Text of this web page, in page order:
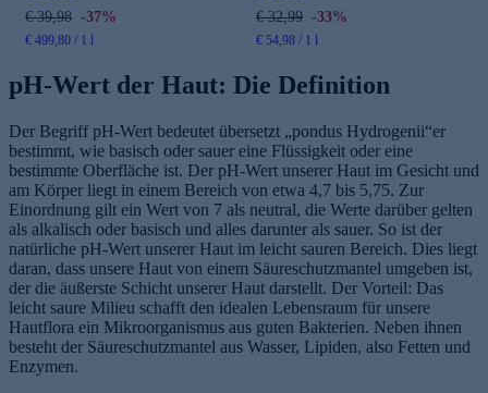
€ 39,98 -37%
€ 499,80 / 1 l
€ 32,99 -33%
€ 54,98 / 1 l
pH-Wert der Haut: Die Definition
Der Begriff pH-Wert bedeutet übersetzt „pondus Hydrogenii“er
bestimmt, wie basisch oder sauer eine Flüssigkeit oder eine
bestimmte Oberfläche ist. Der pH-Wert unserer Haut im Gesicht und
am Körper liegt in einem Bereich von etwa 4,7 bis 5,75. Zur
Einordnung gilt ein Wert von 7 als neutral, die Werte darüber gelten
als alkalisch oder basisch und alles darunter als sauer. So ist der
natürliche pH-Wert unserer Haut im leicht sauren Bereich. Dies liegt
daran, dass unsere Haut von einem Säureschutzmantel umgeben ist,
der die äußerste Schicht unserer Haut darstellt. Der Vorteil: Das
leicht saure Milieu schafft den idealen Lebensraum für unsere
Hautflora ein Mikroorganismus aus guten Bakterien. Neben ihnen
besteht der Säureschutzmantel aus Wasser, Lipiden, also Fetten und
Enzymen.